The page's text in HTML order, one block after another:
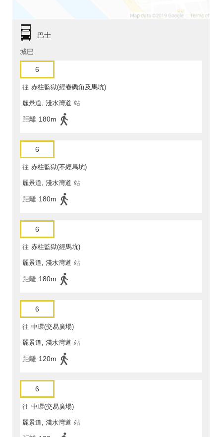
巴士
城巴
6
往 赤柱監獄(經舂磡角及馬坑)
麗景道, 淺水灣道 站
距離 180m
6
往 赤柱監獄(不經馬坑)
麗景道, 淺水灣道 站
距離 180m
6
往 赤柱監獄(經馬坑)
麗景道, 淺水灣道 站
距離 180m
6
往 中環(交易廣場)
麗景道, 淺水灣道 站
距離 120m
6
往 中環(交易廣場)
麗景道, 淺水灣道 站